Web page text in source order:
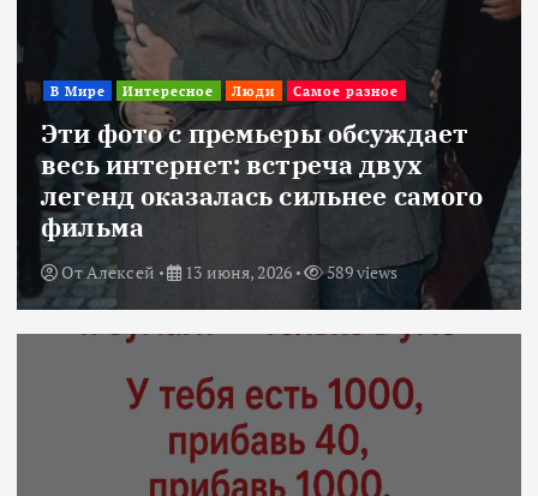
В Мире Интересное Люди Самое разное
Эти фото с премьеры обсуждает
весь интернет: встреча двух
легенд оказалась сильнее самого
фильма
От Алексей 13 июня, 2026 589 views